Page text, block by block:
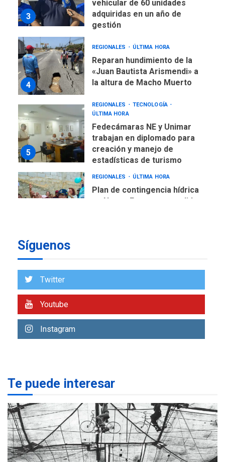
3
vehicular de 60 unidades
adquiridas en un año de
gestión
4
REGIONALES ÚLTIMA HORA
Reparan hundimiento de la
«Juan Bautista Arismendi» a
la altura de Macho Muerto
5
REGIONALES
TECNOLOGÍA
ÚLTIMA HORA
Fedecámaras NE y Unimar
trabajan en diplomado para
creación y manejo de
estadísticas de turismo
REGIONALES ÚLTIMA HORA
Plan de contingencia hídrica
en Nueva Esparta consolida
7
2
Margarita será sede de
para aprender a atender
adultos mayores
REGIONALES ÚLTIMA HORA
Mariño fortalece capacidad
operativa con flota
Síguenos
Twitter
Youtube
Instagram
Te puede interesar